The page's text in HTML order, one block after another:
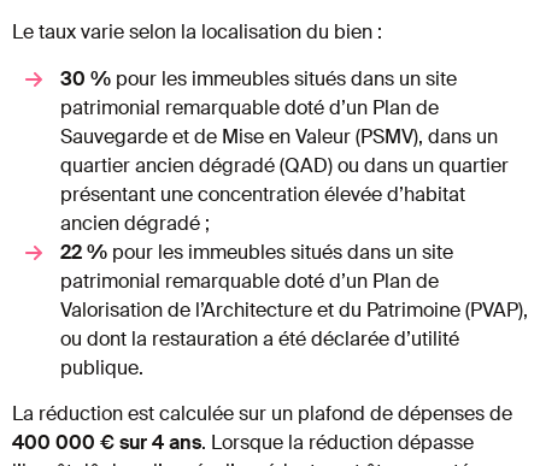
Le taux varie selon la localisation du bien :
30 % pour les immeubles situés dans un site
patrimonial remarquable doté d’un Plan de
Sauvegarde et de Mise en Valeur (PSMV), dans un
quartier ancien dégradé (QAD) ou dans un quartier
présentant une concentration élevée d’habitat
ancien dégradé ;
22 % pour les immeubles situés dans un site
patrimonial remarquable doté d’un Plan de
Valorisation de l’Architecture et du Patrimoine (PVAP),
ou dont la restauration a été déclarée d’utilité
publique.
La réduction est calculée sur un plafond de dépenses de
400 000 € sur 4 ans. Lorsque la réduction dépasse